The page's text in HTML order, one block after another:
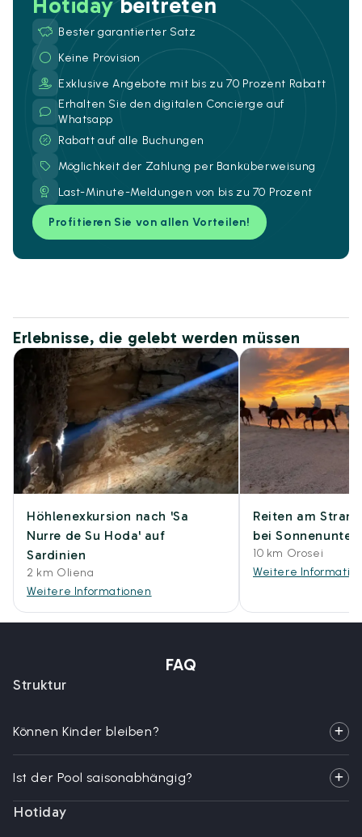
Bester garantierter Satz
Keine Provision
Exklusive Angebote mit bis zu 70 Prozent Rabatt
Erhalten Sie den digitalen Concierge auf
Whatsapp
Rabatt auf alle Buchungen
Möglichkeit der Zahlung per Banküberweisung
Last-Minute-Meldungen von bis zu 70 Prozent
Profitieren Sie von allen Vorteilen!
Erlebnisse, die gelebt werden müssen
Höhlenexkursion nach 'Sa
Nurre de Su Hoda' auf
Sardinien
2 km Oliena
Weitere Informationen
Reiten am
bei
10 km Orosei
Weitere
FAQ
Struktur
Können Kinder bleiben?
Ist der Pool saisonabhängig?
Hotiday